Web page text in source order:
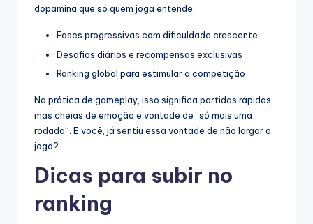
dopamina que só quem joga entende.
Fases progressivas com dificuldade crescente
Desafios diários e recompensas exclusivas
Ranking global para estimular a competição
Na prática de gameplay, isso significa partidas rápidas,
mas cheias de emoção e vontade de “só mais uma
rodada”. E você, já sentiu essa vontade de não largar o
jogo?
Dicas para subir no
ranking